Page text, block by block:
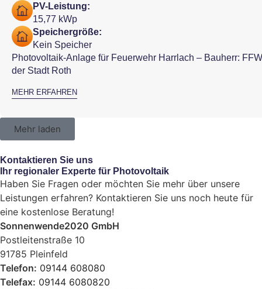
PV-Leistung:
15,77 kWp
Speichergröße:
Kein Speicher
Photovoltaik-Anlage für Feuerwehr Harrlach – Bauherr:
der Stadt Roth
MEHR ERFAHREN
Mehr laden
Kontaktieren Sie uns
Ihr regionaler Experte für Photovoltaik
Haben Sie Fragen oder möchten Sie mehr über unsere
Leistungen erfahren? Kontaktieren Sie uns noch heute für
eine kostenlose Beratung!
Sonnenwende2020 GmbH
Postleitenstraße 10
91785 Pleinfeld
Telefon: 09144 608080
Telefax: 09144 6080820